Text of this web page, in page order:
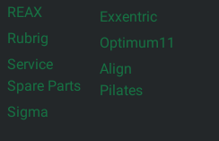
REAX
Rubrig
Service
Spare Parts
Sigma
Exxentric
Optimum11
Align
Pilates